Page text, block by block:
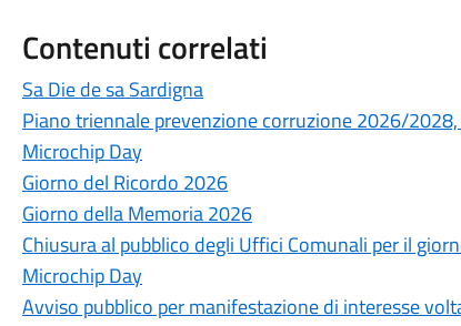
Contenuti correlati
Sa Die de sa Sardigna
Piano triennale prevenzione corruzione 2026/
Microchip Day
Giorno del Ricordo 2026
Giorno della Memoria 2026
Chiusura al pubblico degli Uffici Comunali per il
Microchip Day
Avviso pubblico per manifestazione di interesse